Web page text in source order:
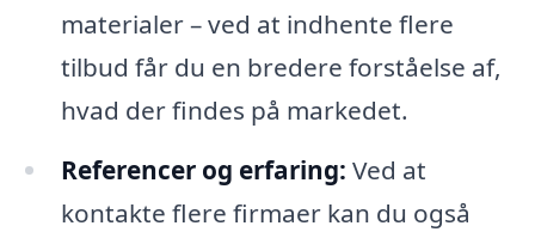
materialer – ved at indhente flere
tilbud får du en bredere forståelse af,
hvad der findes på markedet.
Referencer og erfaring: Ved at
kontakte flere firmaer kan du også